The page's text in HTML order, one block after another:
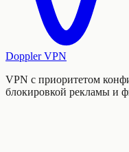
Doppler VPN
VPN с приоритетом
блокировкой рекламы и